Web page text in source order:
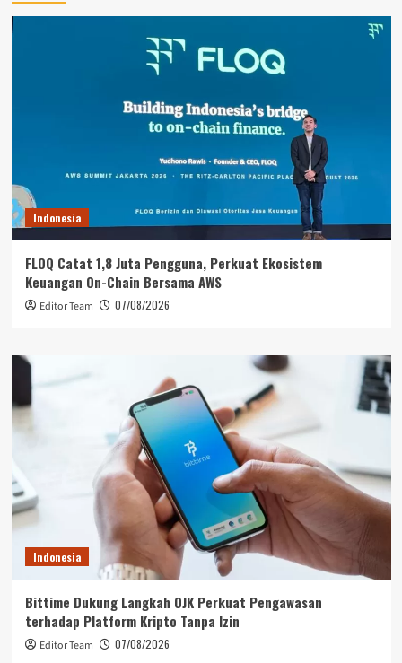
Indonesia
FLOQ Catat 1,8 Juta Pengguna, Perkuat Ekosistem
Keuangan On-Chain Bersama AWS
Editor Team 07/08/2026
Indonesia
Bittime Dukung Langkah OJK Perkuat Pengawasan
terhadap Platform Kripto Tanpa Izin
Editor Team 07/08/2026